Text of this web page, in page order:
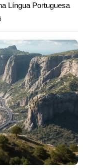
Língua Portuguesa